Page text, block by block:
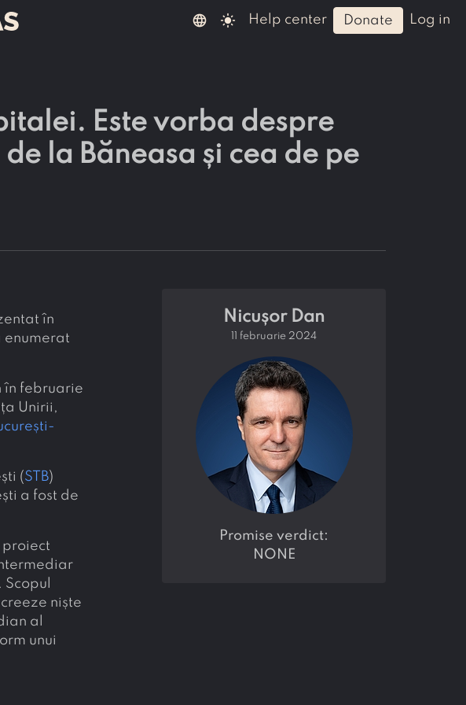
language light_mode help center donate log in
Este vorba despre
la Băneasa și cea de pe
în
în februarie
Unirii,
(STB)
a fost de
proiect
niște
al
unui
Nicușor Dan
11 februarie 2024
promise verdict:
NONE